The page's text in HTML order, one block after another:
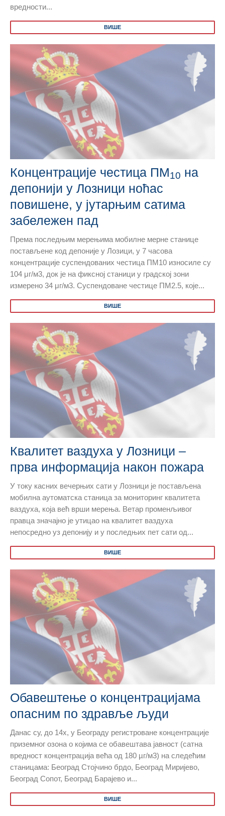
вредности...
ВИШЕ
Концентрације честица ПМ10 на
депонији у Лозници ноћас
повишене, у јутарњим сатима
забележен пад
Према последњим мерењима мобилне мерне станице
постављене код депоније у Лозици, у 7 часова
концентрације суспендованих честица ПМ10 износиле су
104 μг/м3, док је на фиксној станици у градској зони
измерено 34 μг/м3. Суспендоване честице ПМ2.5, које...
ВИШЕ
Квалитет ваздуха у Лозници –
прва информација након пожара
У току касних вечерњих сати у Лозници је постављена
мобилна аутоматска станица за мониторинг квалитета
ваздуха, која већ врши мерења. Ветар променљивог
правца значајно је утицао на квалитет ваздуха
непосредно уз депонију и у последњих пет сати од...
ВИШЕ
Обавештење о концентрацијама
опасним по здравље људи
Данас су, до 14х, у Београду регистроване концентрације
приземног озона о којима се обавештава јавност (сатна
вредност концентрација већа од 180 µг/м3) на следећим
станицама: Београд Стојчино брдо, Београд Миријево,
Београд Сопот, Београд Барајево и...
ВИШЕ